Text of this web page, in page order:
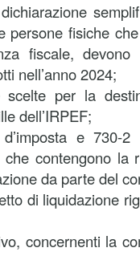
persone fisiche
fiscale, devono
nell’anno 2024;
per la
dell’IRPEF;
e
contengono la
da parte del
di liquidazione
concernenti la